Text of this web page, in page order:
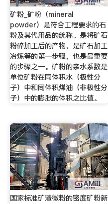
矿粉_矿粉（mineral
powder）是符合工程要求的石
粉及其代用品的统称。是将矿石
粉碎加工后的产物，是矿石加工
冶炼等的第一步骤，也是最重要
的步骤之一。矿粉的亲水系数是
单位矿粉在同体积水（极性分
子）中和同体积煤油（非极性分
子）中的膨胀的体积之比值。
国家标准矿渣微粉的密度矿粉新